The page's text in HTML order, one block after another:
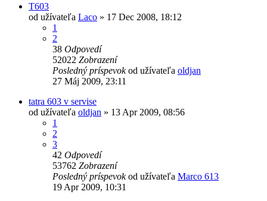
T603
od užívateľa Laco » 17 Dec 2008, 18:12
1
2
38 Odpovedí
52022 Zobrazení
Posledný príspevokod užívateľa oldjan
27 Máj 2009, 23:11
tatra 603 v servise
od užívateľa oldjan » 13 Apr 2009, 08:56
1
2
3
42 Odpovedí
53762 Zobrazení
Posledný príspevokod užívateľa Marco 613
19 Apr 2009, 10:31